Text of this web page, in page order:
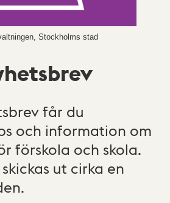
Stockholms stad
får du
och information om
förskola och skola.
ut cirka en